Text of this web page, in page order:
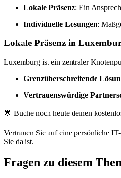
Lokale Präsenz: Ein
Individuelle Lösungen:
Lokale Präsenz in
Luxemburg ist ein zentraler
Grenzüberschreitende
Vertrauenswürdige
🌟 Buche noch heute deinen
Vertrauen Sie auf eine persönliche
Sie da ist.
Fragen zu diesem